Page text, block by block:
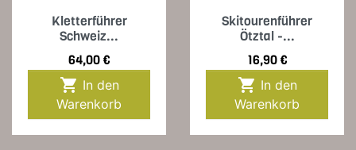
Kletterführer
Schweiz...
Preis
64,00 €

Warenkorb
Skitourenführer
Ötztal -...
Preis
16,90 €

Warenkorb